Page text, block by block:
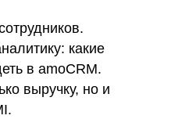
какие
в amoCRM.
выручку, но и